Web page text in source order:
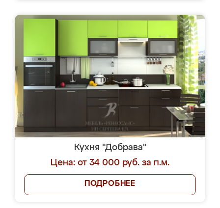
Кухня "Добрава"
Цена: от 34 000 руб. за п.м.
ПОДРОБНЕЕ